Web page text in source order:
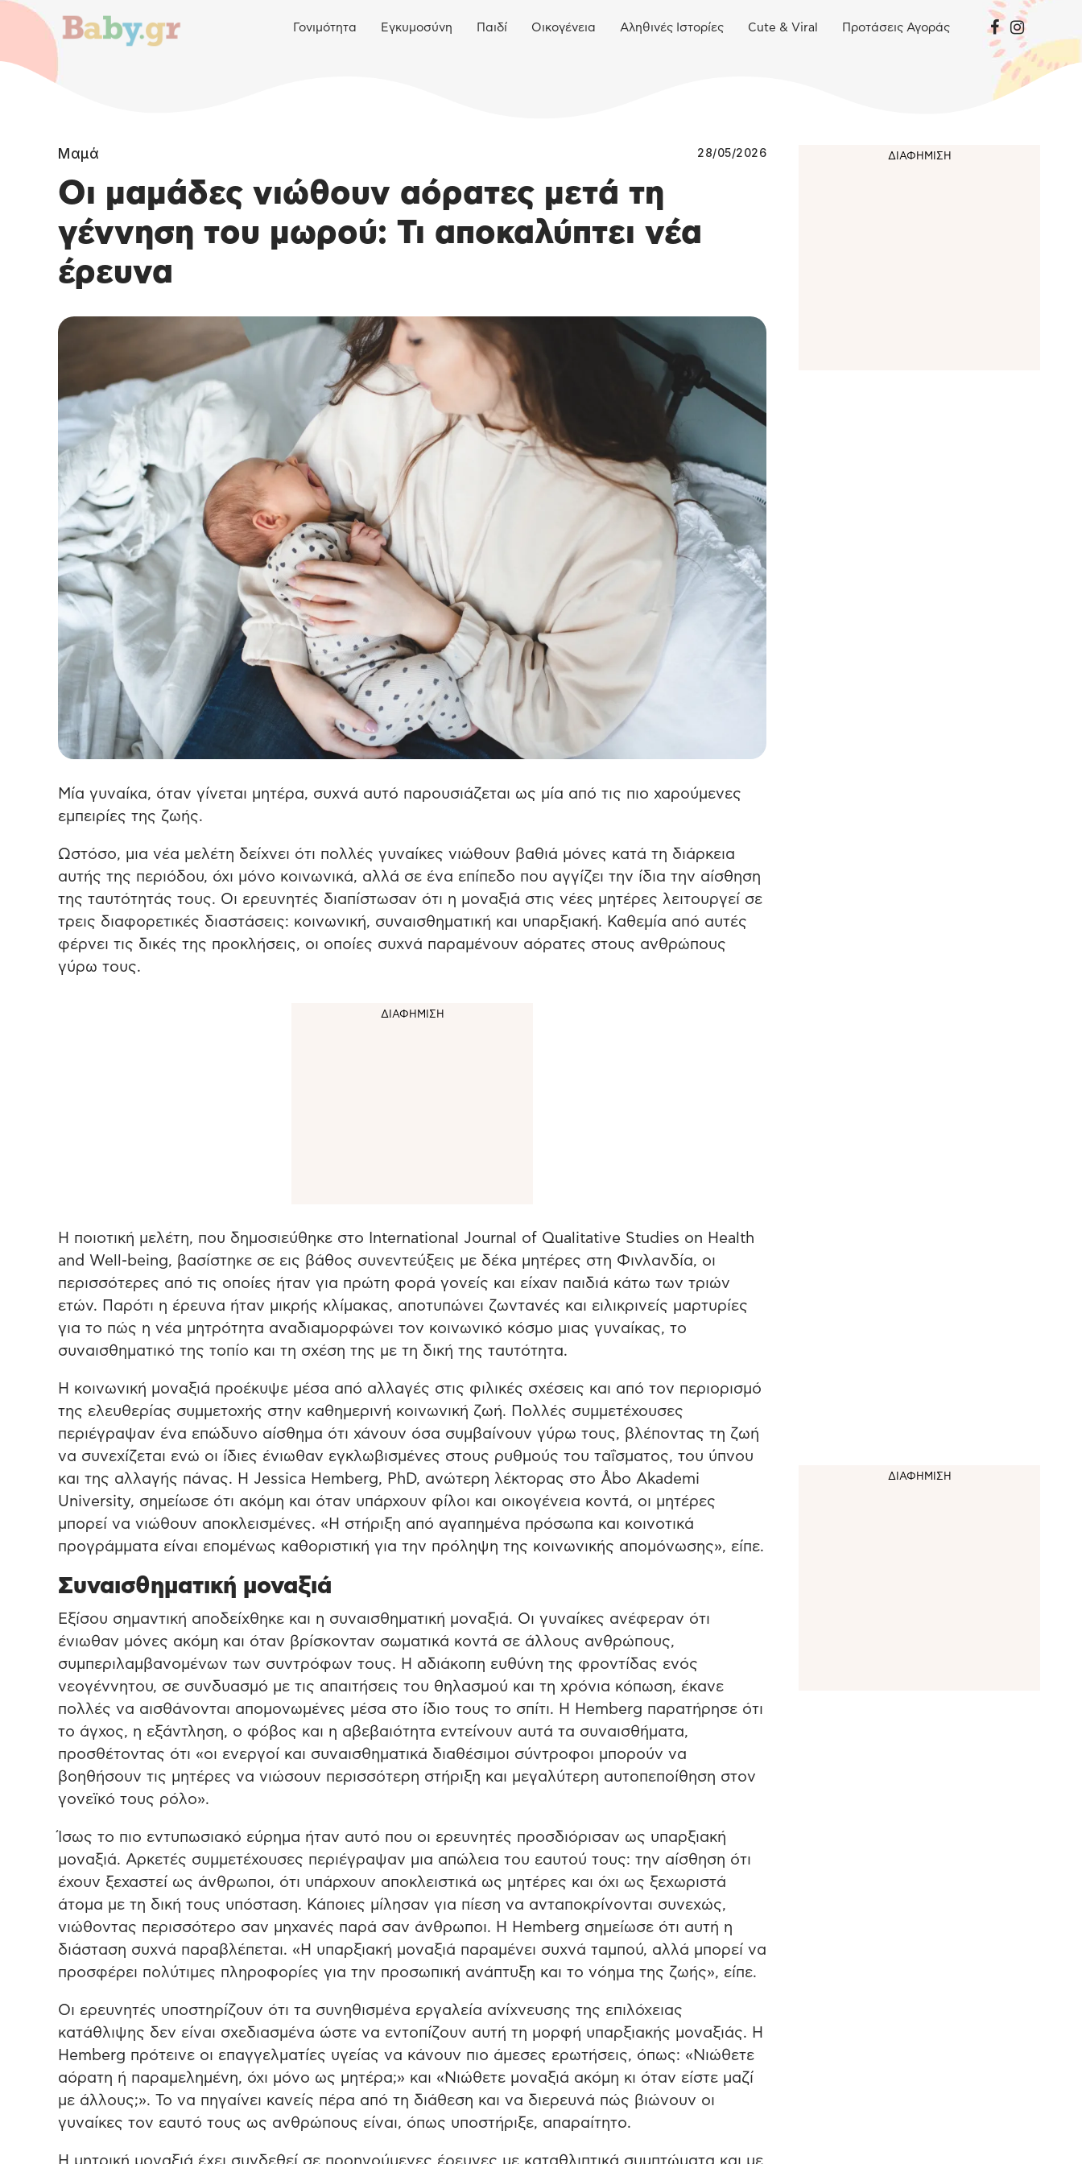
Γονιμότητα Εγκυμοσύνη Παιδί Οικογένεια Αληθινές Ιστορίες Cute & Viral Προτάσεις Αγοράς
Μαμά 28/05/2026
Οι μαμάδες νιώθουν αόρατες μετά τη
γέννηση του μωρού: Τι αποκαλύπτει νέα
έρευνα
Μία γυναίκα, όταν γίνεται μητέρα, συχνά αυτό παρουσιάζεται ως μία από τις πιο χαρούμενες
εμπειρίες της ζωής.
Ωστόσο, μια νέα μελέτη δείχνει ότι πολλές γυναίκες νιώθουν βαθιά μόνες κατά τη διάρκεια
αυτής της περιόδου, όχι μόνο κοινωνικά, αλλά σε ένα επίπεδο που αγγίζει την ίδια την αίσθηση
της ταυτότητάς τους. Οι ερευνητές διαπίστωσαν ότι η μοναξιά στις νέες μητέρες λειτουργεί σε
τρεις διαφορετικές διαστάσεις: κοινωνική, συναισθηματική και υπαρξιακή. Καθεμία από αυτές
φέρνει τις δικές της προκλήσεις, οι οποίες συχνά παραμένουν αόρατες στους ανθρώπους
γύρω τους.
Η ποιοτική μελέτη, που δημοσιεύθηκε στο International Journal of Qualitative Studies on Health
and Well-being, βασίστηκε σε εις βάθος συνεντεύξεις με δέκα μητέρες στη Φινλανδία, οι
περισσότερες από τις οποίες ήταν για πρώτη φορά γονείς και είχαν παιδιά κάτω των τριών
ετών. Παρότι η έρευνα ήταν μικρής κλίμακας, αποτυπώνει ζωντανές και ειλικρινείς μαρτυρίες
για το πώς η νέα μητρότητα αναδιαμορφώνει τον κοινωνικό κόσμο μιας γυναίκας, το
συναισθηματικό της τοπίο και τη σχέση της με τη δική της ταυτότητα.
Η κοινωνική μοναξιά προέκυψε μέσα από αλλαγές στις φιλικές σχέσεις και από τον περιορισμό
της ελευθερίας συμμετοχής στην καθημερινή κοινωνική ζωή. Πολλές συμμετέχουσες
περιέγραψαν ένα επώδυνο αίσθημα ότι χάνουν όσα συμβαίνουν γύρω τους, βλέποντας τη ζωή
να συνεχίζεται ενώ οι ίδιες ένιωθαν εγκλωβισμένες στους ρυθμούς του ταΐσματος, του ύπνου
και της αλλαγής πάνας. Η Jessica Hemberg, PhD, ανώτερη λέκτορας στο Åbo Akademi
University, σημείωσε ότι ακόμη και όταν υπάρχουν φίλοι και οικογένεια κοντά, οι μητέρες
μπορεί να νιώθουν αποκλεισμένες. «Η στήριξη από αγαπημένα πρόσωπα και κοινοτικά
προγράμματα είναι επομένως καθοριστική για την πρόληψη της κοινωνικής απομόνωσης», είπε.
Συναισθηματική μοναξιά
Εξίσου σημαντική αποδείχθηκε και η συναισθηματική μοναξιά. Οι γυναίκες ανέφεραν ότι
ένιωθαν μόνες ακόμη και όταν βρίσκονταν σωματικά κοντά σε άλλους ανθρώπους,
συμπεριλαμβανομένων των συντρόφων τους. Η αδιάκοπη ευθύνη της φροντίδας ενός
νεογέννητου, σε συνδυασμό με τις απαιτήσεις του θηλασμού και τη χρόνια κόπωση, έκανε
πολλές να αισθάνονται απομονωμένες μέσα στο ίδιο τους το σπίτι. Η Hemberg παρατήρησε ότι
το άγχος, η εξάντληση, ο φόβος και η αβεβαιότητα εντείνουν αυτά τα συναισθήματα,
προσθέτοντας ότι «οι ενεργοί και συναισθηματικά διαθέσιμοι σύντροφοι μπορούν να
βοηθήσουν τις μητέρες να νιώσουν περισσότερη στήριξη και μεγαλύτερη αυτοπεποίθηση στον
γονεϊκό τους ρόλο».
Ίσως το πιο εντυπωσιακό εύρημα ήταν αυτό που οι ερευνητές προσδιόρισαν ως υπαρξιακή
μοναξιά. Αρκετές συμμετέχουσες περιέγραψαν μια απώλεια του εαυτού τους: την αίσθηση ότι
έχουν ξεχαστεί ως άνθρωποι, ότι υπάρχουν αποκλειστικά ως μητέρες και όχι ως ξεχωριστά
άτομα με τη δική τους υπόσταση. Κάποιες μίλησαν για πίεση να ανταποκρίνονται συνεχώς,
νιώθοντας περισσότερο σαν μηχανές παρά σαν άνθρωποι. Η Hemberg σημείωσε ότι αυτή η
διάσταση συχνά παραβλέπεται. «Η υπαρξιακή μοναξιά παραμένει συχνά ταμπού, αλλά μπορεί να
προσφέρει πολύτιμες πληροφορίες για την προσωπική ανάπτυξη και το νόημα της ζωής», είπε.
Οι ερευνητές υποστηρίζουν ότι τα συνηθισμένα εργαλεία ανίχνευσης της επιλόχειας
κατάθλιψης δεν είναι σχεδιασμένα ώστε να εντοπίζουν αυτή τη μορφή υπαρξιακής μοναξιάς. Η
Hemberg πρότεινε οι επαγγελματίες υγείας να κάνουν πιο άμεσες ερωτήσεις, όπως: «Νιώθετε
αόρατη ή παραμελημένη, όχι μόνο ως μητέρα;» και «Νιώθετε μοναξιά ακόμη κι όταν είστε μαζί
με άλλους;». Το να πηγαίνει κανείς πέρα από τη διάθεση και να διερευνά πώς βιώνουν οι
γυναίκες τον εαυτό τους ως ανθρώπους είναι, όπως υποστήριξε, απαραίτητο.